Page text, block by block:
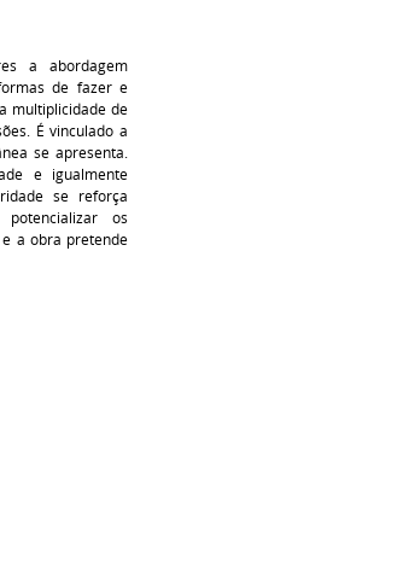
a abordagem
de fazer e
multiplicidade de
É vinculado a
se apresenta.
e igualmente
se reforça
os
a obra pretende